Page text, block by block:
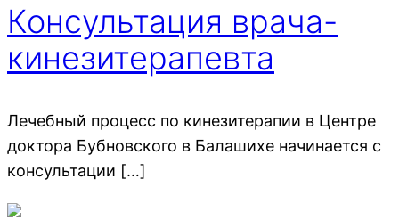
Консультация врача-
кинезитерапевта
Лечебный процесс по кинезитерапии в Центре
доктора Бубновского в Балашихе начинается с
консультации […]